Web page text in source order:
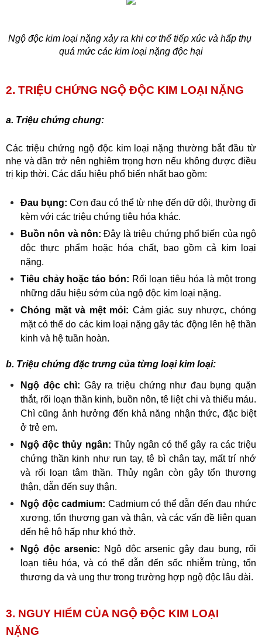
Ngộ độc kim loại nặng xảy ra khi cơ thể tiếp xúc và hấp thụ
quá mức các kim loại nặng độc hại
2. TRIỆU CHỨNG NGỘ ĐỘC KIM LOẠI NẶNG
a. Triệu chứng chung:
Các triệu chứng ngộ độc kim loại nặng thường bắt đầu từ
nhẹ và dần trở nên nghiêm trọng hơn nếu không được điều
trị kịp thời. Các dấu hiệu phổ biến nhất bao gồm:
Đau bụng: Cơn đau có thể từ nhẹ đến dữ dội, thường đi
kèm với các triệu chứng tiêu hóa khác.
Buồn nôn và nôn: Đây là triệu chứng phổ biến của ngộ
độc thực phẩm hoặc hóa chất, bao gồm cả kim loại
nặng.
Tiêu chảy hoặc táo bón: Rối loạn tiêu hóa là một trong
những dấu hiệu sớm của ngộ độc kim loại nặng.
Chóng mặt và mệt mỏi: Cảm giác suy nhược, chóng
mặt có thể do các kim loại nặng gây tác động lên hệ thần
kinh và hệ tuần hoàn.
b. Triệu chứng đặc trưng của từng loại kim loại:
Ngộ độc chì: Gây ra triệu chứng như đau bụng quặn
thắt, rối loạn thần kinh, buồn nôn, tê liệt chi và thiếu máu.
Chì cũng ảnh hưởng đến khả năng nhận thức, đặc biệt
ở trẻ em.
Ngộ độc thủy ngân: Thủy ngân có thể gây ra các triệu
chứng thần kinh như run tay, tê bì chân tay, mất trí nhớ
và rối loạn tâm thần. Thủy ngân còn gây tổn thương
thận, dẫn đến suy thận.
Ngộ độc cadmium: Cadmium có thể dẫn đến đau nhức
xương, tổn thương gan và thận, và các vấn đề liên quan
đến hệ hô hấp như khó thở.
Ngộ độc arsenic: Ngộ độc arsenic gây đau bụng, rối
loạn tiêu hóa, và có thể dẫn đến sốc nhiễm trùng, tổn
thương da và ung thư trong trường hợp ngộ độc lâu dài.
3. NGUY HIỂM CỦA NGỘ ĐỘC KIM LOẠI
NẶNG